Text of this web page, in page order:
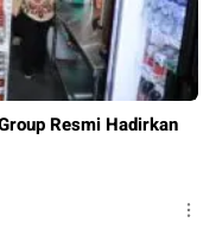
Resmi Hadirkan